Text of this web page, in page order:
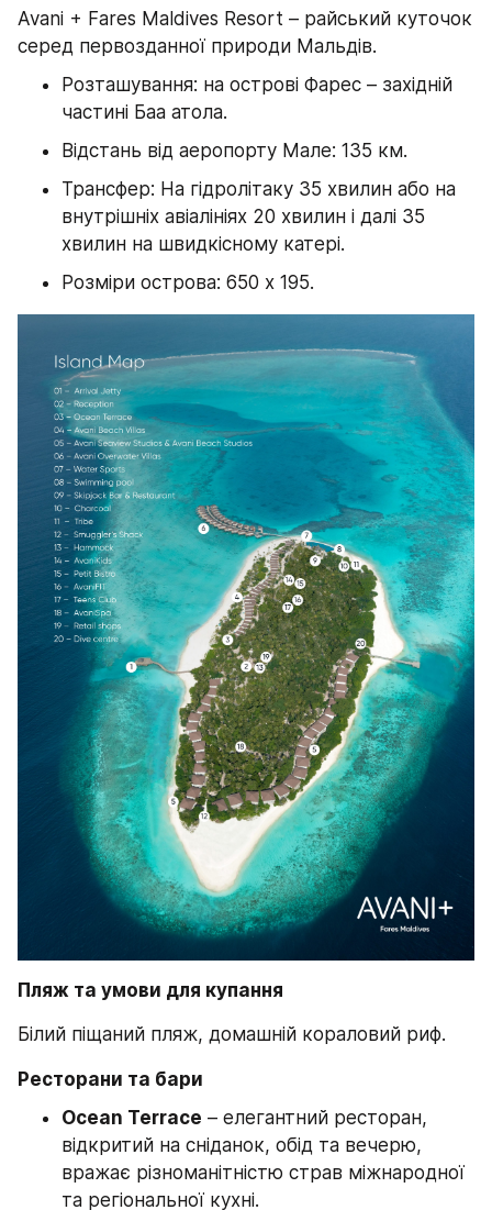
Avani + Fares Maldives Resort – райський куточок
серед первозданної природи Мальдів.
Розташування: на острові Фарес – західній
частині Баа атола.
Відстань від аеропорту Мале: 135 км.
Трансфер: На гідролітаку 35 хвилин або на
внутрішніх авіалініях 20 хвилин і далі 35
хвилин на швидкісному катері.
Розміри острова: 650 x 195.
Пляж та умови для купання
Білий піщаний пляж, домашній кораловий риф.
Ресторани та бари
Ocean Terrace – елегантний ресторан,
відкритий на сніданок, обід та вечерю,
вражає різноманітністю страв міжнародної
та регіональної кухні.